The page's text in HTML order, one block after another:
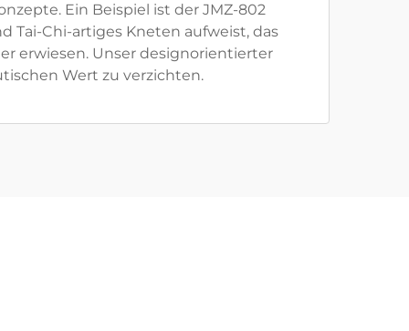
Ein Beispiel ist der JMZ-802
Tai-Chi-artiges Kneten aufweist, das
erwiesen. Unser designorientierter
Wert zu verzichten.